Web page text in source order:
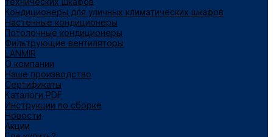
Кондиционеры для уличных климатических шкафов
Настенные кондиционеры
Потолочные кондиционеры
Фильтрующие вентиляторы
LANMIR
О компании
Наше производство
Сертификаты
Каталоги PDF
Инструкции по сборке
Новости
Акции